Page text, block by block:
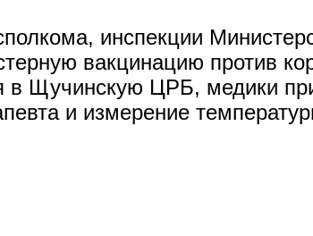
инспекции
вакцинацию против
в Щучинскую ЦРБ, медики
и измерение